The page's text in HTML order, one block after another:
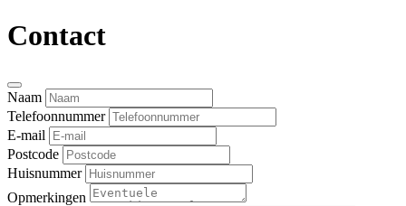
Contact
Naam
Telefoonnummer
E-mail
Postcode
Huisnummer
Opmerkingen